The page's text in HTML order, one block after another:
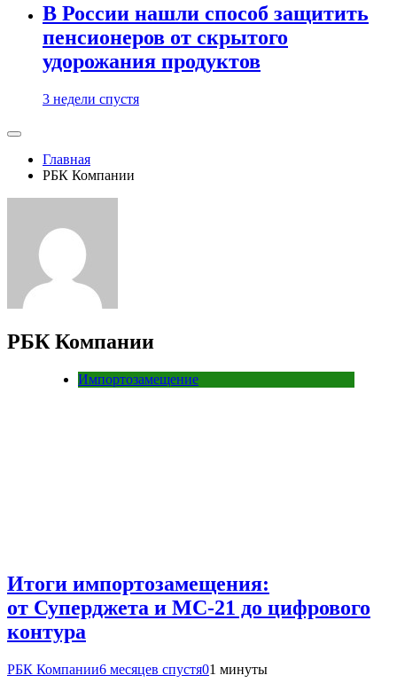
В России нашли способ защитить
пенсионеров от скрытого
удорожания продуктов
3 недели спустя
Главная
РБК Компании
РБК Компании
Импортозамещение
Итоги импортозамещения:
от Суперджета и МС-21 до цифрового
контура
РБК Компании6 месяцев спустя01 минуты